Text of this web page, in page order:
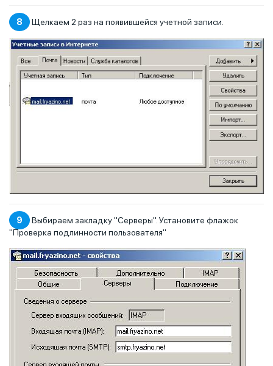
8 Щелкаем 2 раз на появившейся учетной записи.
9
Выбираем закладку "Серверы". Установите флажок
"Проверка подлинности пользователя"